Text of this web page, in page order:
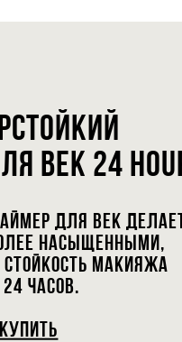
ВЕК 24
ДЛЯ ВЕК
НАСЫЩЕННЫМИ,
СТОЙКОСТЬ МАКИЯЖА
ЧАСОВ.
КУПИТЬ